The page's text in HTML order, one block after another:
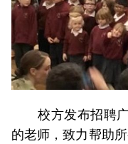
校方发布招聘广
的老师，致力帮助